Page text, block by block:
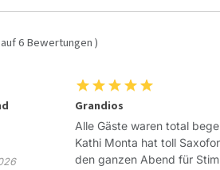
6Bewertungen )
Grandios
Alle Gäste waren total
Kathi Monta hat toll
den ganzen Abend für